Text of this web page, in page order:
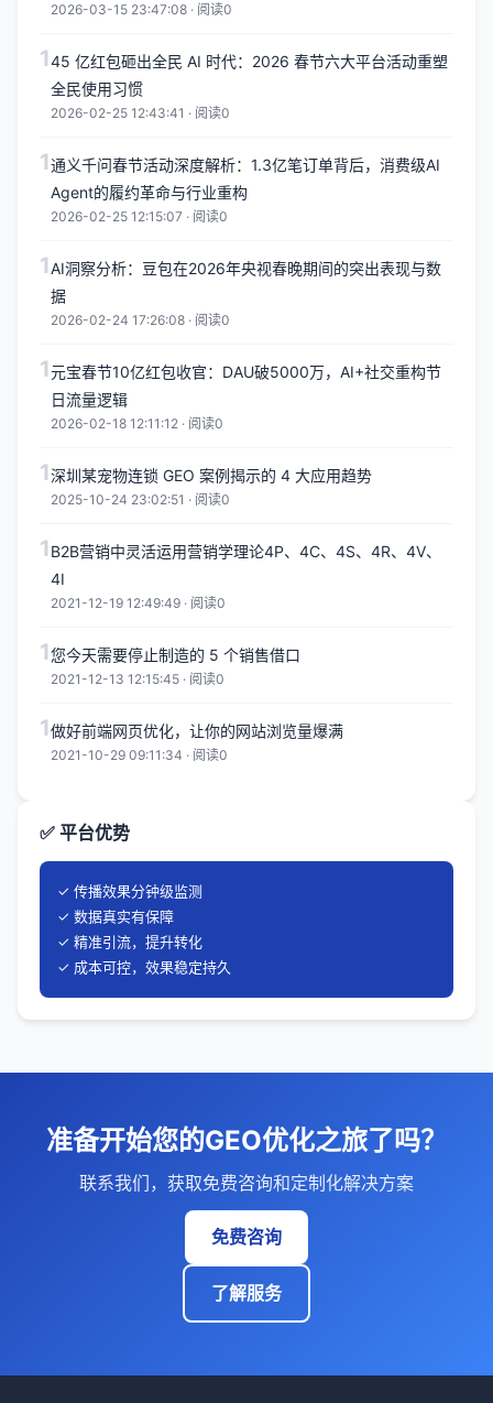
2026-03-15 23:47:08 · 阅读0
145 亿红包砸出全民 AI 时代：2026 春节六大平台活动重塑
全民使用习惯
2026-02-25 12:43:41 · 阅读0
1通义千问春节活动深度解析：1.3亿笔订单背后，消费级AI
Agent的履约革命与行业重构
2026-02-25 12:15:07 · 阅读0
1AI洞察分析：豆包在2026年央视春晚期间的突出表现与数
据
2026-02-24 17:26:08 · 阅读0
1元宝春节10亿红包收官：DAU破5000万，AI+社交重构节
日流量逻辑
2026-02-18 12:11:12 · 阅读0
1深圳某宠物连锁 GEO 案例揭示的 4 大应用趋势
2025-10-24 23:02:51 · 阅读0
1 B2B营销中灵活运用营销学理论4P、4C、4S、4R、4V、
4I
2021-12-19 12:49:49 · 阅读0
1您今天需要停止制造的 5 个销售借口
2021-12-13 12:15:45 · 阅读0
1做好前端网页优化，让你的网站浏览量爆满
2021-10-29 09:11:34 · 阅读0
✅ 平台优势
✓ 传播效果分钟级监测
✓ 数据真实有保障
✓ 精准引流，提升转化
✓ 成本可控，效果稳定持久
准备开始您的GEO优化之旅了吗？
联系我们，获取免费咨询和定制化解决方案
免费咨询
了解服务